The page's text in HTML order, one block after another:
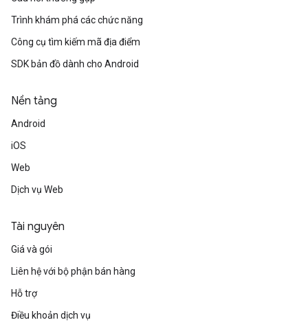
Trình khám phá các chức năng
Công cụ tìm kiếm mã địa điểm
SDK bản đồ dành cho Android
Nền tảng
Android
iOS
Web
Dịch vụ Web
Tài nguyên
Giá và gói
Liên hệ với bộ phận bán hàng
Hỗ trợ
Điều khoản dịch vụ